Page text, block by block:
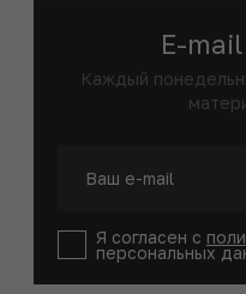
E-
Каждый
Я согласен с
персональных